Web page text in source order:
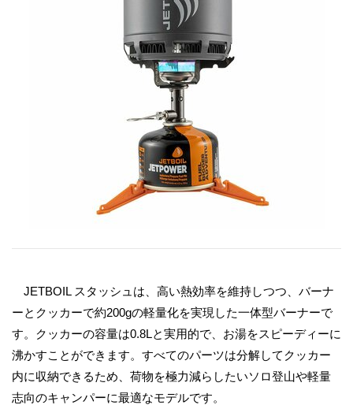
JETBOIL スタッシュは、高い熱効率を維持しつつ、バーナ
ーとクッカーで約200gの軽量化を実現した一体型バーナーで
す。クッカーの容量は0.8Lと実用的で、お湯をスピーディーに
沸かすことができます。すべてのパーツは分解してクッカー
内に収納できるため、荷物を極力減らしたいソロ登山や軽量
志向のキャンパーに最適なモデルです。